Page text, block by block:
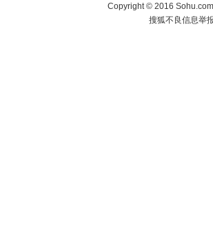
Copyright©2016
搜狐不良信息举